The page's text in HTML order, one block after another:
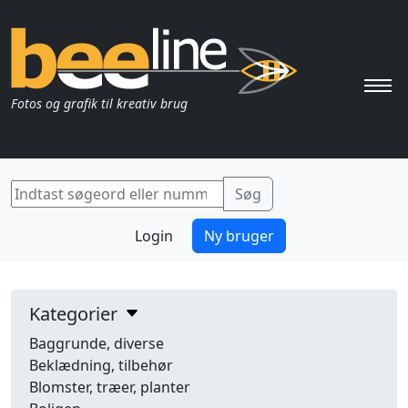
Fotos og grafik til kreativ brug
Login Ny bruger
Kategorier
Baggrunde, diverse
Beklædning, tilbehør
Blomster, træer, planter